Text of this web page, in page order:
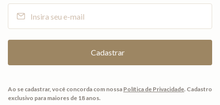
Ao se cadastrar, você concorda com nossa Política de Privacidade. Cadastro
exclusivo para maiores de 18 anos.